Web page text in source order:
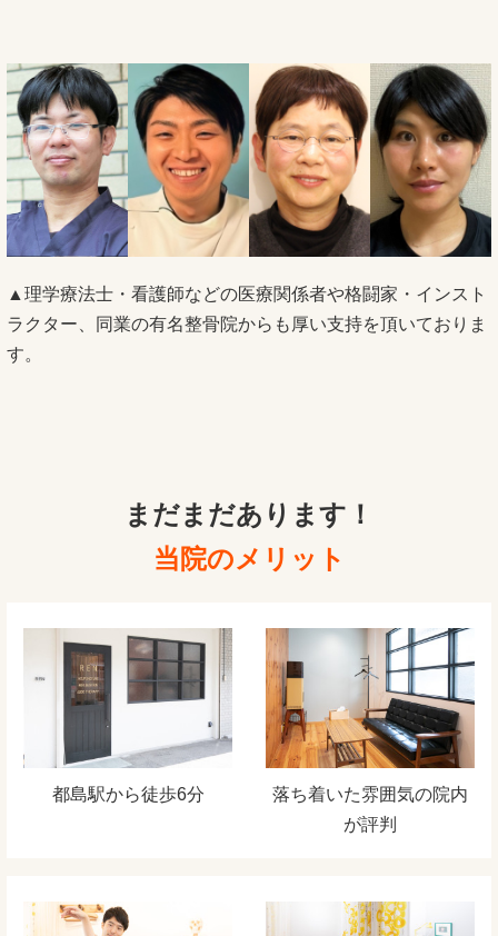
▲理学療法士・看護師などの医療関係者や格闘家・インスト
ラクター、同業の有名整骨院からも厚い支持を頂いておりま
す。
まだまだあります！
当院のメリット
都島駅から徒歩6分
落ち着いた雰囲気の院内
が評判